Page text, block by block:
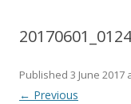
Published 3 June 2017
← Previous